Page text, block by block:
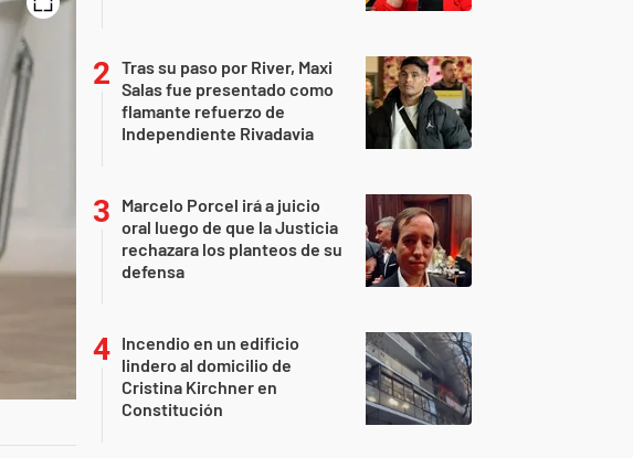
Tras su paso por River, Maxi
Salas fue presentado como
flamante refuerzo de
Independiente Rivadavia
Marcelo Porcel irá a juicio
oral luego de que la Justicia
rechazara los planteos de su
defensa
Incendio en un edificio
lindero al domicilio de
Cristina Kirchner en
Constitución